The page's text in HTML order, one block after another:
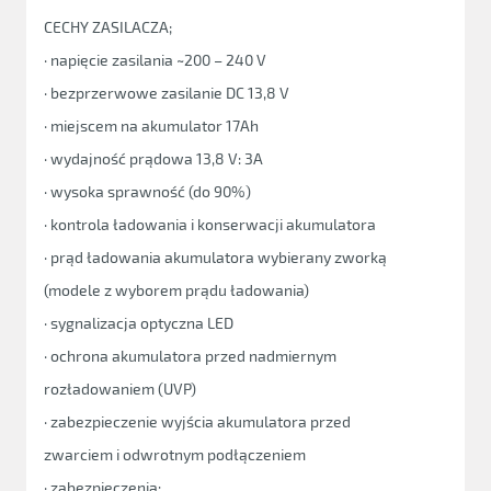
CECHY ZASILACZA;
· napięcie zasilania ~200 – 240 V
· bezprzerwowe zasilanie DC 13,8 V
· miejscem na akumulator 17Ah
· wydajność prądowa 13,8 V: 3A
· wysoka sprawność (do 90%)
· kontrola ładowania i konserwacji akumulatora
· prąd ładowania akumulatora wybierany zworką
(modele z wyborem prądu ładowania)
· sygnalizacja optyczna LED
· ochrona akumulatora przed nadmiernym
rozładowaniem (UVP)
· zabezpieczenie wyjścia akumulatora przed
zwarciem i odwrotnym podłączeniem
· zabezpieczenia: